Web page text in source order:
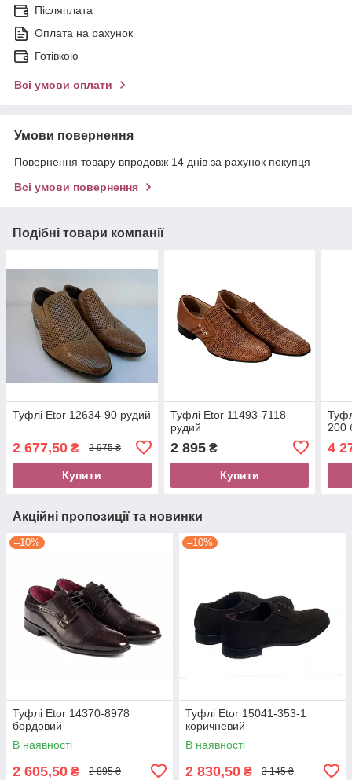
Післяплата
Оплата на рахунок
Готівкою
Всі умови оплати
Умови повернення
Повернення товару впродовж 14 днів за рахунок покупця
Всі умови повернення
Подібні товари компанії
Туфлі Etor 12634-90 рудий
2 677,50 ₴ 2 975 ₴
Купити
Туфлі Etor 11493-7118
рудий
2 895₴
Купити
200
4
Акційні пропозиції та новинки
–10%
Туфлі Etor 14370-8978
бордовий
В наявності
2 605,50 ₴ 2 895 ₴
–10%
Туфлі Etor 15041-353-1
коричневий
В наявності
2 830,50 ₴ 3 145 ₴